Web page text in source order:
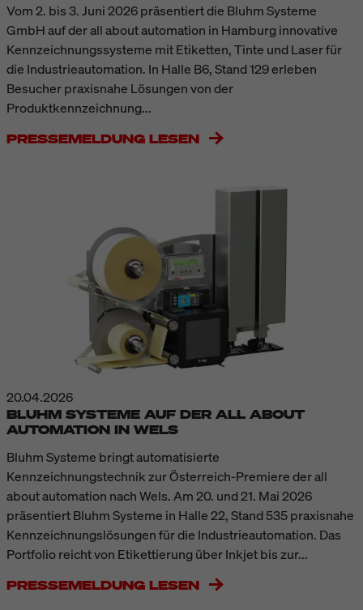
Vom 2. bis 3. Juni 2026 präsentiert die Bluhm Systeme
GmbH auf der all about automation in Hamburg innovative
Kennzeichnungssysteme mit Etiketten, Tinte und Laser für
die Industrieautomation. In Halle B6, Stand 129 erleben
Besucher praxisnahe Lösungen von der
Produktkennzeichnung...
PRESSEMELDUNG LESEN
20.04.2026
BLUHM SYSTEME AUF DER ALL ABOUT
AUTOMATION IN WELS
Bluhm Systeme bringt automatisierte
Kennzeichnungstechnik zur Österreich-Premiere der all
about automation nach Wels. Am 20. und 21. Mai 2026
präsentiert Bluhm Systeme in Halle 22, Stand 535 praxisnahe
Kennzeichnungslösungen für die Industrieautomation. Das
Portfolio reicht von Etikettierung über Inkjet bis zur...
PRESSEMELDUNG LESEN